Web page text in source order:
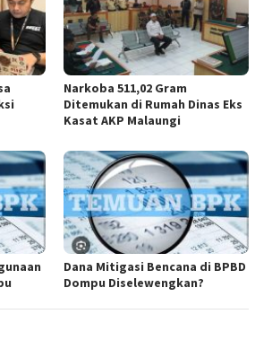
Narkoba 511,02 Gram
Ditemukan di Rumah Dinas Eks
Kasat AKP Malaungi
Dana Mitigasi Bencana di BPBD
Dompu Diselewengkan?